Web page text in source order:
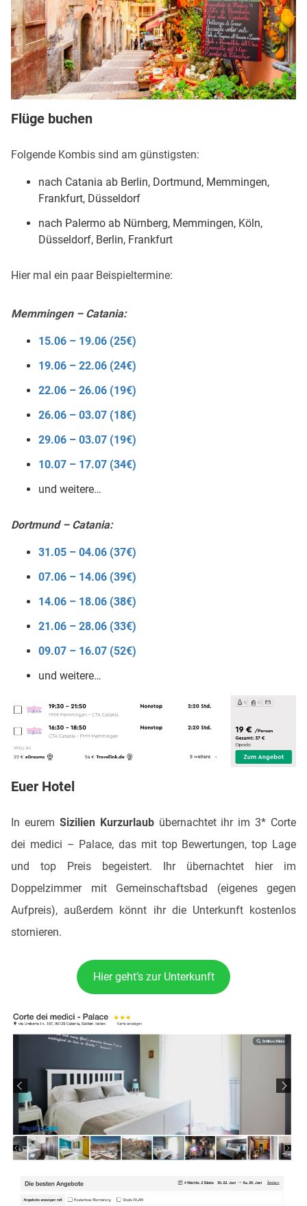
Flüge buchen
Folgende Kombis sind am günstigsten:
nach Catania ab Berlin, Dortmund, Memmingen,
Frankfurt, Düsseldorf
nach Palermo ab Nürnberg, Memmingen, Köln,
Düsseldorf, Berlin, Frankfurt
Hier mal ein paar Beispieltermine:
Memmingen – Catania:
15.06 – 19.06 (25€)
19.06 – 22.06 (24€)
22.06 – 26.06 (19€)
26.06 – 03.07 (18€)
29.06 – 03.07 (19€)
10.07 – 17.07 (34€)
und weitere…
Dortmund – Catania:
31.05 – 04.06 (37€)
07.06 – 14.06 (39€)
14.06 – 18.06 (38€)
21.06 – 28.06 (33€)
09.07 – 16.07 (52€)
und weitere…
Euer Hotel
In eurem Sizilien Kurzurlaubübernachtet ihr im 3* Corte
dei medici – Palace, das mit top Bewertungen, top Lage
und top Preis begeistert. Ihr übernachtet hier im
Doppelzimmer mit Gemeinschaftsbad (eigenes gegen
Aufpreis), außerdem könnt ihr die Unterkunft kostenlos
stornieren.
Hier geht’s zur Unterkunft